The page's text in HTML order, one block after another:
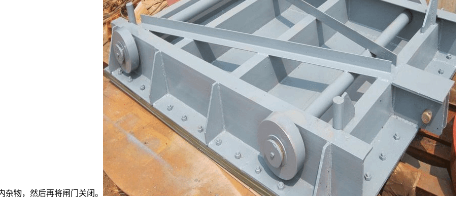
物，然后再将闸门关闭。